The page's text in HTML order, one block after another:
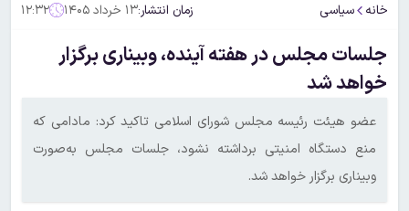
خانه سیاسی زمان انتشار:۱۳ خرداد ۱۴۰۵ ۱۲:۳۲
جلسات مجلس در هفته آینده، وبیناری برگزار
خواهد شد
عضو هیئت رئیسه مجلس شورای اسلامی تاکید کرد: مادامی که
منع دستگاه امنیتی برداشته نشود، جلسات مجلس به‌صورت
وبیناری برگزار خواهد شد.